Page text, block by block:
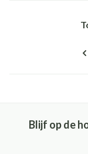
Blijf op de